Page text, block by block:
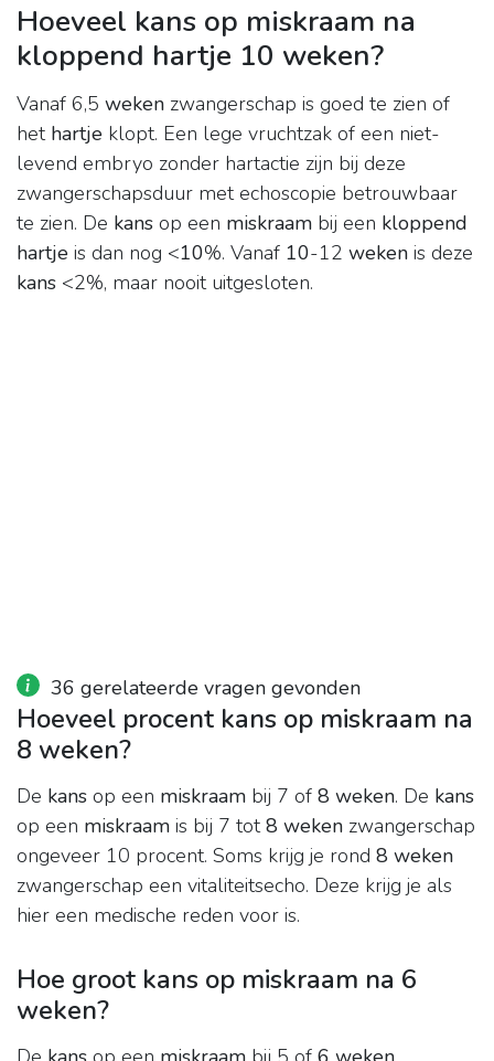
Hoeveel kans op miskraam na
kloppend hartje 10 weken?
Vanaf 6,5 weken zwangerschap is goed te zien of
het hartje klopt. Een lege vruchtzak of een niet-
levend embryo zonder hartactie zijn bij deze
zwangerschapsduur met echoscopie betrouwbaar
te zien. De kans op een miskraam bij een kloppend
hartje is dan nog <10%. Vanaf 10-12 weken is deze
kans <2%, maar nooit uitgesloten.
36 gerelateerde vragen gevonden
Hoeveel procent kans op miskraam na
8 weken?
De kans op een miskraam bij 7 of 8 weken. De kans
op een miskraam is bij 7 tot8 weken zwangerschap
ongeveer 10 procent. Soms krijg je rond 8 weken
zwangerschap een vitaliteitsecho. Deze krijg je als
hier een medische reden voor is.
Hoe groot kans op miskraam na 6
weken?